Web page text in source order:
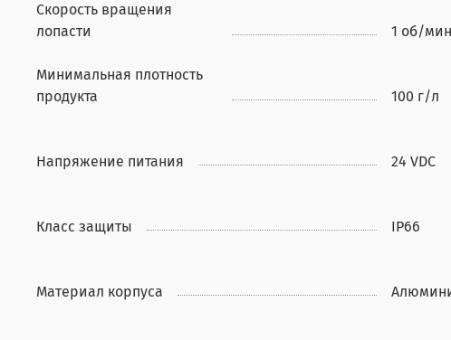
Скорость вращения
лопасти
1 об/мин
Минимальная плотность
продукта
100 г/л
Напряжение питания 24 VDC
Класс защиты IP66
Материал корпуса